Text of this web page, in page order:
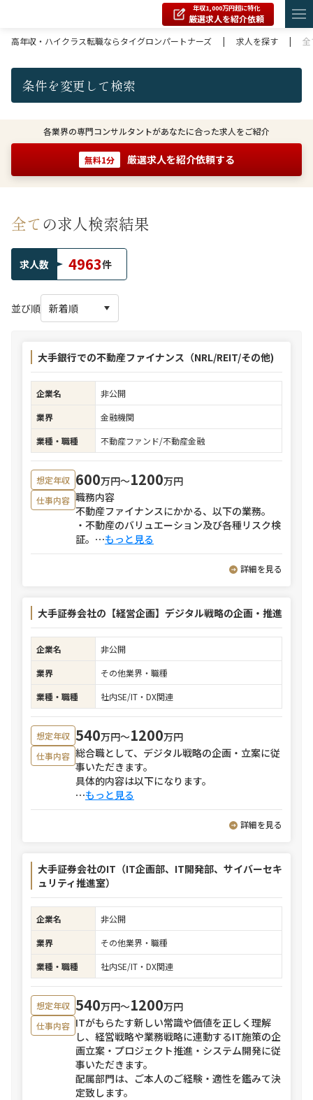
年収1,000万円超に特化
厳選求人を紹介依頼
高年収・ハイクラス転職ならタイグロンパートナーズ
| 求人を探す | 全
条件を変更して検索
各業界の専門コンサルタントがあなたに合った求人をご紹介
無料1分 厳選求人を紹介依頼する
全ての求人検索結果
求人数 4963件
並び順
大手銀行での不動産ファイナンス（NRL/REIT/その他)
企業名
非公開
業界
金融機関
業種・職種
不動産ファンド/不動産金融
想定年収 600万円〜1200万円
仕事内容 職務内容
不動産ファイナンスにかかる、以下の業務。
・不動産のバリュエーション及び各種リスク検
証。 ⋯もっと見る
詳細を見る
大手証券会社の【経営企画】デジタル戦略の企画・推進
企業名
非公開
業界
その他業界・職種
業種・職種
社内SE/IT・DX関連
想定年収 540万円〜1200万円
仕事内容 総合職として、デジタル戦略の企画・立案に従
事いただきます。
具体的内容は以下になります。
⋯もっと見る
詳細を見る
大手証券会社のIT（IT企画部、IT開発部、サイバーセキ
ュリティ推進室）
企業名
非公開
業界
その他業界・職種
業種・職種
社内SE/IT・DX関連
想定年収 540万円〜1200万円
仕事内容 ITがもらたす新しい常識や価値を正しく理解
し、経営戦略や業務戦略に連動するIT施策の企
画立案・プロジェクト推進・システム開発に従
事いただきます。
配属部門は、ご本人のご経験・適性を鑑みて決
定致します。